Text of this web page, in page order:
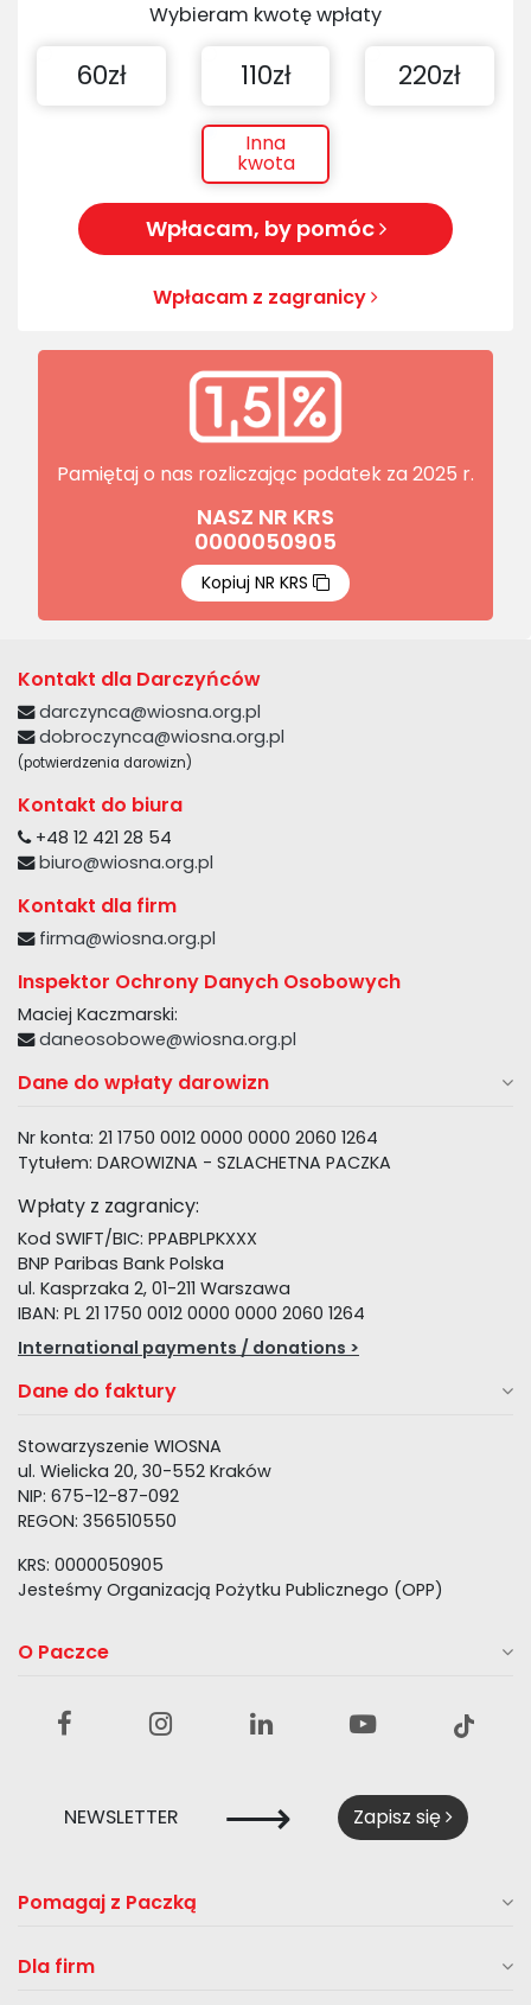
Wybieram kwotę wpłaty
60zł 110zł 220zł
Inna
kwota
Wpłacam, by pomóc
Wpłacam z zagranicy
Pamiętaj o nas rozliczając podatek za 2025 r.
NASZ NR KRS
0000050905
Kopiuj NR KRS
Kontakt dla Darczyńców
darczynca@wiosna.org.pl
dobroczynca@wiosna.org.pl
(potwierdzenia darowizn)
Kontakt do biura
+48 12 421 28 54
biuro@wiosna.org.pl
Kontakt dla firm
firma@wiosna.org.pl
Inspektor Ochrony Danych Osobowych
Maciej Kaczmarski:
daneosobowe@wiosna.org.pl
Dane do wpłaty darowizn
Nr konta: 21 1750 0012 0000 0000 2060 1264
Tytułem: DAROWIZNA - SZLACHETNA PACZKA
Wpłaty z zagranicy:
Kod SWIFT/BIC: PPABPLPKXXX
BNP Paribas Bank Polska
ul. Kasprzaka 2, 01-211 Warszawa
IBAN: PL 21 1750 0012 0000 0000 2060 1264
International payments / donations >
Dane do faktury
Stowarzyszenie WIOSNA
ul. Wielicka 20, 30-552 Kraków
NIP: 675-12-87-092
REGON: 356510550
KRS: 0000050905
Jesteśmy Organizacją Pożytku Publicznego (OPP)
O Paczce
NEWSLETTER ⟶ Zapisz się
Pomagaj z Paczką
Dla firm